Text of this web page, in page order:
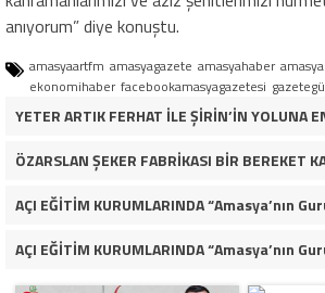
anıyorum” diye konuştu.
amasyaartfm amasyagazete amasyahaber
ekonomihaber facebookamasyagazetesi
ÖZARSLAN ŞEKER FABRİKASI BİR BEREKET